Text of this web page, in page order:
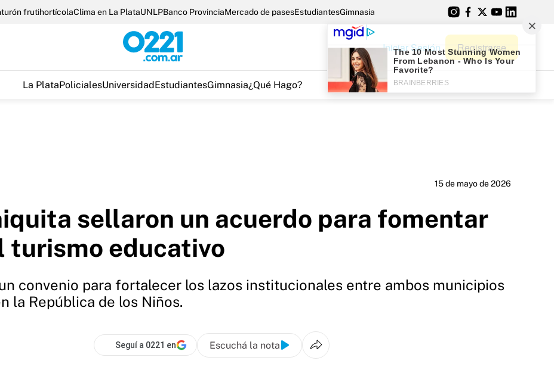
frutihortícolaClima en La PlataUNLPBanco ProvinciaMercado de pasesEstudiantesGimnasia
Iniciar Sesión Registrarse
La PlataPolicialesUniversidadEstudiantesGimnasia¿Qué Hago?
15 de mayo de 2026
sellaron un acuerdo para fomentar
turismo educativo
convenio para fortalecer los lazos institucionales entre ambos municipios
la República de los Niños.
Seguí a 0221 en Escuchá la nota